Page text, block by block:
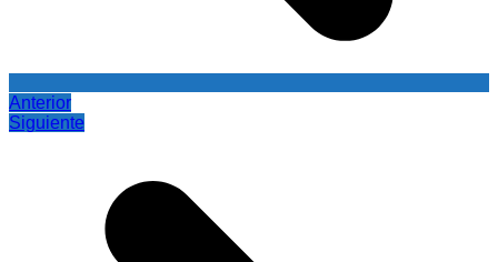
Anterior
Siguiente